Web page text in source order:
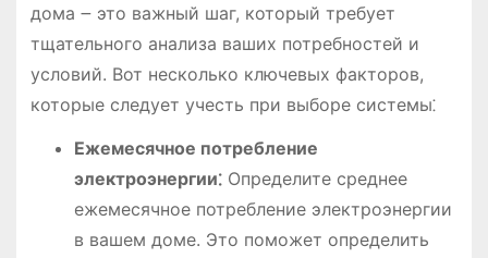
дома ౼ это важный шаг, который требует
тщательного анализа ваших потребностей и
условий. Вот несколько ключевых факторов,
которые следует учесть при выборе системы⁚
Ежемесячное потребление
электроэнергии⁚Определите среднее
ежемесячное потребление электроэнергии
в вашем доме. Это поможет определить